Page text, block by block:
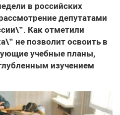
в российских
депутатами
Как отметили
не позволит освоить в
учебные планы,
изучением